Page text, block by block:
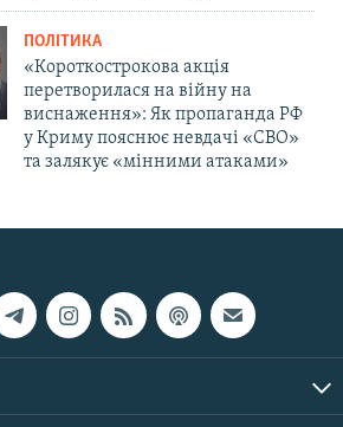
ПОЛІТИКА
«Короткострокова акція
перетворилася на війну на
виснаження»: Як пропаганда РФ
у Криму пояснює невдачі «СВО»
та залякує «мінними атаками»